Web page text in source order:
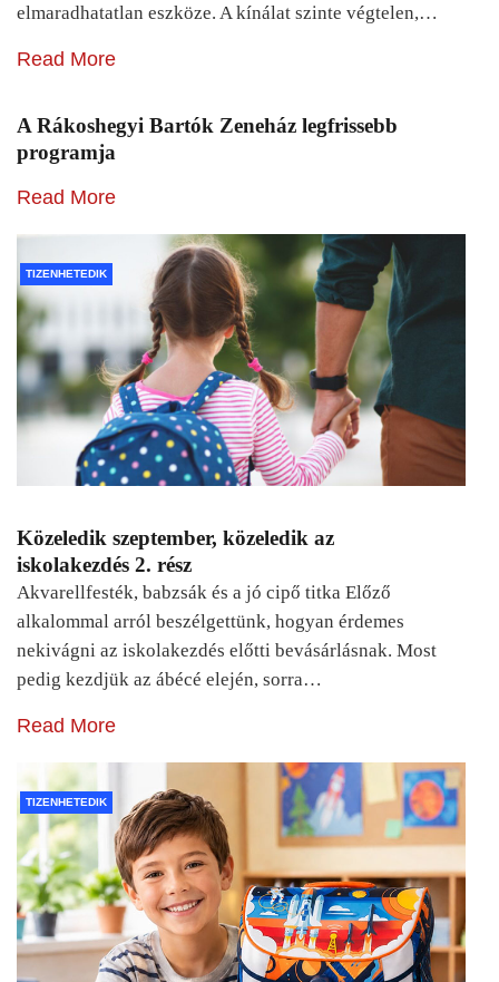
elmaradhatatlan eszköze. A kínálat szinte végtelen,…
Read More
A Rákoshegyi Bartók Zeneház legfrissebb
programja
Read More
TIZENHETEDIK
Közeledik szeptember, közeledik az
iskolakezdés 2. rész
Akvarellfesték, babzsák és a jó cipő titka Előző
alkalommal arról beszélgettünk, hogyan érdemes
nekivágni az iskolakezdés előtti bevásárlásnak. Most
pedig kezdjük az ábécé elején, sorra…
Read More
TIZENHETEDIK